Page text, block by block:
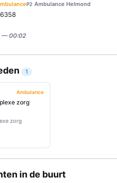
P2 Ambulance Helmond
— 00:02
1
Ambulance
zorg
zorg
in de buurt